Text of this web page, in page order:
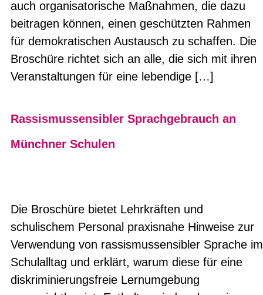
auch organisatorische Maßnahmen, die dazu
beitragen können, einen geschützten Rahmen
für demokratischen Austausch zu schaffen. Die
Broschüre richtet sich an alle, die sich mit ihren
Veranstaltungen für eine lebendige […]
Rassismussensibler Sprachgebrauch an
Münchner Schulen
Die Broschüre bietet Lehrkräften und
schulischem Personal praxisnahe Hinweise zur
Verwendung von rassismussensibler Sprache im
Schulalltag und erklärt, warum diese für eine
diskriminierungsfreie Lernumgebung